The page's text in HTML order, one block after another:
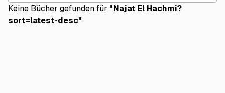
Keine Bücher gefunden für "Najat El Hachmi?
sort=latest-desc"